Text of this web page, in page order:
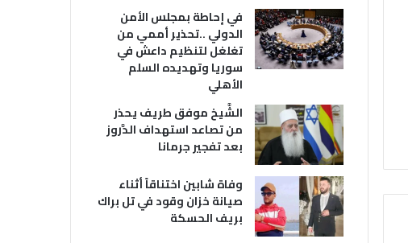
في إحاطة بمجلس الأمن
الدولي ..تحذير أممي من
تغلغل لتنظيم داعش في
سوريا وتهديده السلم
الأهلي
الشَّيخ موفق طريف يحذر
من تصاعد استهداف الدَّروز
بعد تفجير جرمانا
وفاة شابين اختناقاً أثناء
صيانة خزان وقود في تل براك
بريف الحسكة